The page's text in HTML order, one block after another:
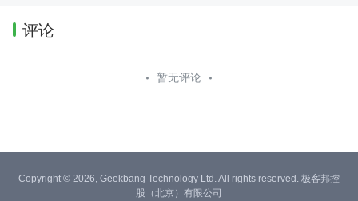
评论
暂无评论
Copyright © 2026, Geekbang Technology Ltd. All rights reserved. 极客邦控
股（北京）有限公司